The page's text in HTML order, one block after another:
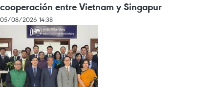
cooperación entre Vietnam y Singapur
05/08/2026 14:38